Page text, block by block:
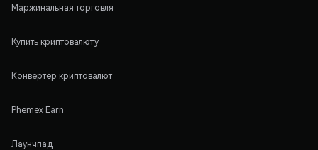
Маржинальная торговля
Купить криптовалюту
Конвертер криптовалют
Phemex Earn
Лаунчпад